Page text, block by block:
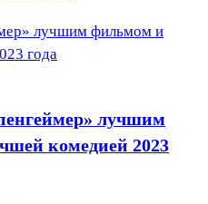
лучшим фильмом и
года
лучшим
комедией 2023